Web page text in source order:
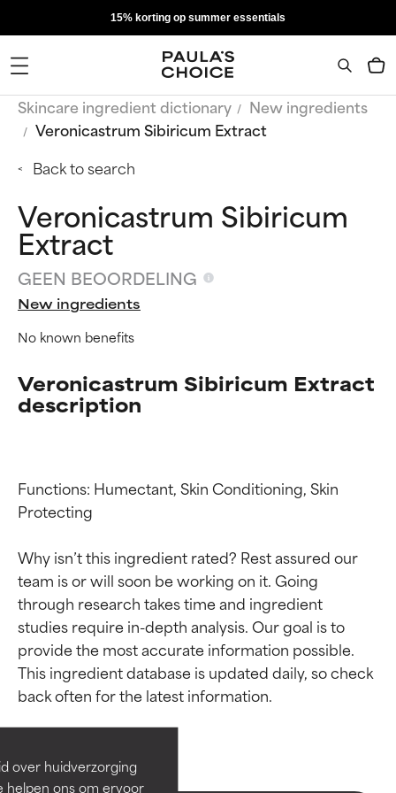
over huidverzorging
helpen ons om ervoor
15% korting op summer essentials
Skincare ingredient dictionary
New ingredients
Veronicastrum Sibiricum Extract
Back to search
Veronicastrum Sibiricum
Extract
GEEN BEOORDELING
New ingredients
No known benefits
Veronicastrum Sibiricum Extract
description
Functions: Humectant, Skin Conditioning, Skin
Protecting
Why isn’t this ingredient rated? Rest assured our
team is or will soon be working on it. Going
through research takes time and ingredient
studies require in-depth analysis. Our goal is to
provide the most accurate information possible.
This ingredient database is updated daily, so check
Beoordelingen van
ingrediënten
Bewezen en ondersteund door
onafhankelijk onderzoek.
Beoordelingen van
ingrediënten
Bewezen en ondersteund door
onafhankelijk onderzoek.